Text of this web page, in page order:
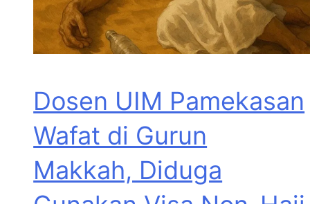
Dosen UIM Pamekasan
Wafat di Gurun
Makkah, Diduga